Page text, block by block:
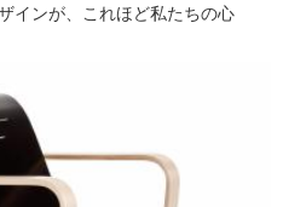
インが、これほど私たちの心